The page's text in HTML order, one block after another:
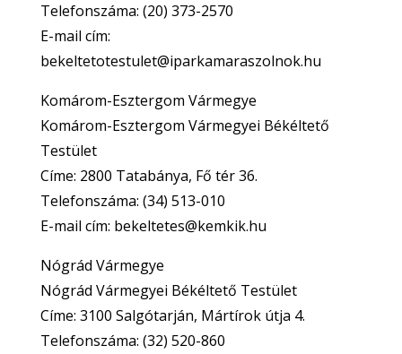
Telefonszáma: (20) 373-2570
E-mail cím:
bekeltetotestulet@iparkamaraszolnok.hu
Komárom-Esztergom Vármegye
Komárom-Esztergom Vármegyei Békéltető
Testület
Címe: 2800 Tatabánya, Fő tér 36.
Telefonszáma: (34) 513-010
E-mail cím: bekeltetes@kemkik.hu
Nógrád Vármegye
Nógrád Vármegyei Békéltető Testület
Címe: 3100 Salgótarján, Mártírok útja 4.
Telefonszáma: (32) 520-860